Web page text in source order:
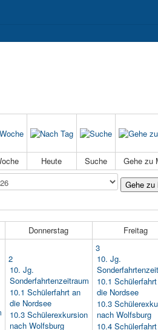
Heute Suche Gehe zu
Gehe zu
Donnerstag Freitag
2
10. Jg.
Sonderfahrtenzeitraum
10.1 Schülerfahrt an
die Nordsee
10.3 Schülerexkursion
nach Wolfsburg
3
10. Jg.
10.1
die Nordsee
10.3
nach Wolfsburg
10.4